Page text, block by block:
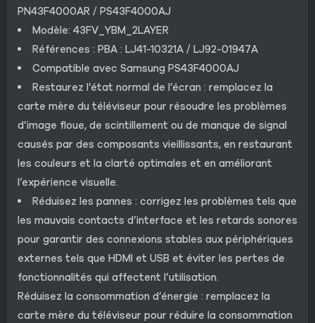
PN43F4000AR / PS43F4000AJ
Modèle: 43FV_YBM_2LAYER
Références : PBA : LJ41-10321A / LJ92-01947A
Compatible avec Samsung PS43F4000AJ
Restaurez l’état normal de l’écran : remplacez la
carte mère du téléviseur pour résoudre les problèmes
d’image floue, de scintillement ou de manque de signal
causés par des composants vieillissants, en restaurant
les couleurs et la clarté optimales et en améliorant
l’expérience visuelle.
Réduisez les pannes : corrigez les problèmes tels que
les mauvais contacts d’interface et les retards sonores
pour garantir des connexions stables aux périphériques
externes tels que HDMI et USB et éviter les pertes de
fonctionnalités qui affectent l’utilisation.
Réduisez la consommation d’énergie : remplacez la
carte mère du téléviseur pour réduire la consommation